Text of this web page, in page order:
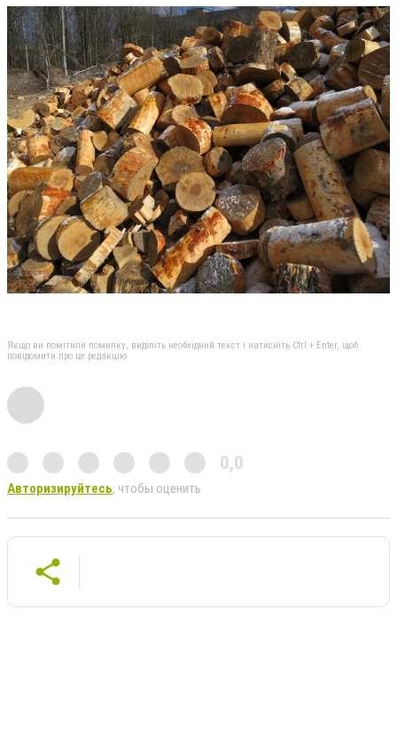
Якщо ви помітили помилку, виділіть необхідний текст і натисніть Ctrl + Enter, щоб
повідомити про це редакцію
0,0
Авторизируйтесь, чтобы оценить